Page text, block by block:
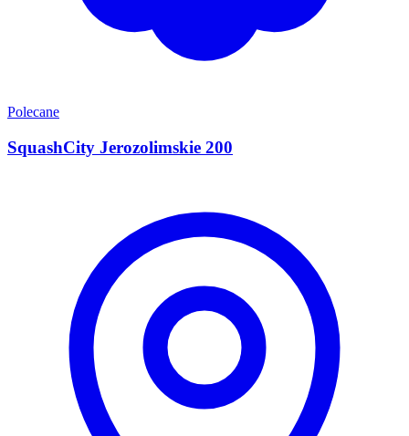
Polecane
SquashCity Jerozolimskie 200